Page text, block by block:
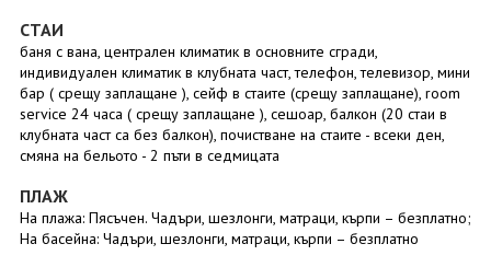
СТАИ
баня с вана, централен климатик в основните сгради,
индивидуален климатик в клубната част, телефон, телевизор, мини
бар ( срещу заплащане ), сейф в стаите (срещу заплащане), room
service 24 часа ( срещу заплащане ), сешоар, балкон (20 стаи в
клубната част са без балкон), почистване на стаите - всеки ден,
смяна на бельото - 2 пъти в седмицата
ПЛАЖ
На плажа: Пясъчен. Чадъри, шезлонги, матраци, кърпи – безплатно;
На басейна: Чадъри, шезлонги, матраци, кърпи – безплатно